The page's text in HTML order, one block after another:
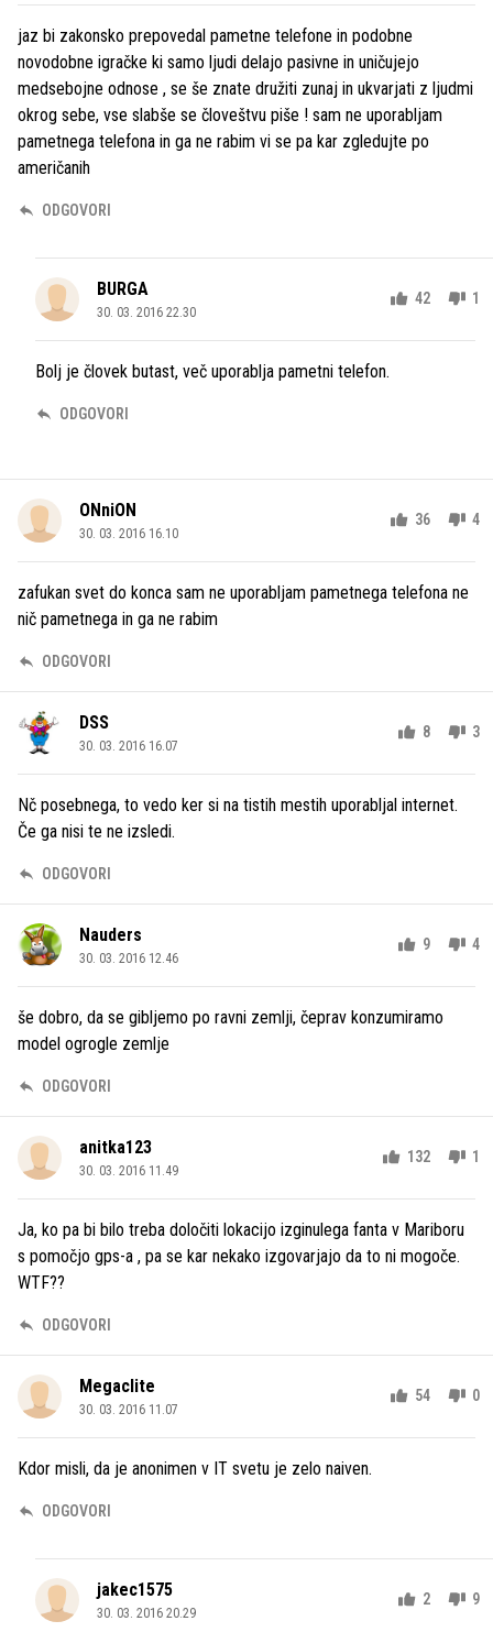
jaz bi zakonsko prepovedal pametne telefone in podobne
novodobne igračke ki samo ljudi delajo pasivne in uničujejo
medsebojne odnose , se še znate družiti zunaj in ukvarjati z ljudmi
okrog sebe, vse slabše se človeštvu piše ! sam ne uporabljam
pametnega telefona in ga ne rabim vi se pa kar zgledujte po
američanih
ODGOVORI
BURGA
30. 03. 2016 22.30
42 1
Bolj je človek butast, več uporablja pametni telefon.
ODGOVORI
ONniON
30. 03. 2016 16.10
36 4
zafukan svet do konca sam ne uporabljam pametnega telefona ne
nič pametnega in ga ne rabim
ODGOVORI
DSS
30. 03. 2016 16.07
8 3
Nč posebnega, to vedo ker si na tistih mestih uporabljal internet.
Če ga nisi te ne izsledi.
ODGOVORI
Nauders
30. 03. 2016 12.46
9 4
še dobro, da se gibljemo po ravni zemlji, čeprav konzumiramo
model ogrogle zemlje
ODGOVORI
anitka123
30. 03. 2016 11.49
132 1
Ja, ko pa bi bilo treba določiti lokacijo izginulega fanta v Mariboru
s pomočjo gps-a , pa se kar nekako izgovarjajo da to ni mogoče.
WTF??
ODGOVORI
Megaclite
30. 03. 2016 11.07
54 0
Kdor misli, da je anonimen v IT svetu je zelo naiven.
ODGOVORI
jakec1575
30. 03. 2016 20.29
2 9